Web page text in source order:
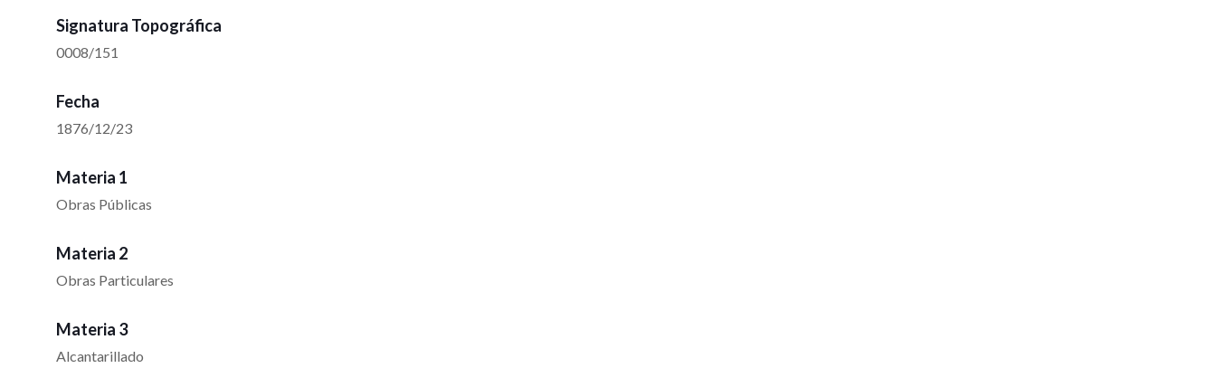
Signatura Topográfica
0008/151
Fecha
1876/12/23
Materia 1
Obras Públicas
Materia 2
Obras Particulares
Materia 3
Alcantarillado